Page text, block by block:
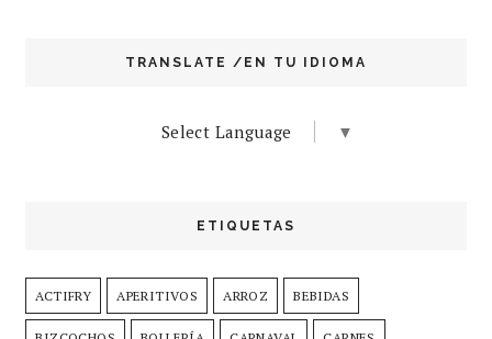
TRANSLATE /EN TU IDIOMA
Select Language ▼
ETIQUETAS
ACTIFRY APERITIVOS ARROZ BEBIDAS